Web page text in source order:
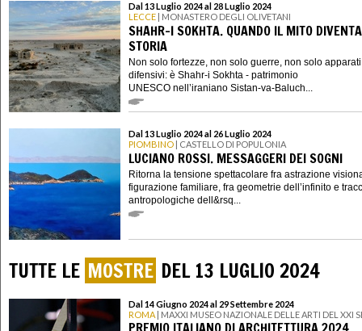
Dal 13 Luglio 2024 al 28 Luglio 2024
LECCE | MONASTERO DEGLI OLIVETANI
SHAHR-I SOKHTA. QUANDO IL MITO DIVENTA
STORIA
Non solo fortezze, non solo guerre, non solo apparati
difensivi: è Shahr-i Sokhta - patrimonio
UNESCO nell’iraniano Sistan-va-Baluch...
Dal 13 Luglio 2024 al 26 Luglio 2024
PIOMBINO | CASTELLO DI POPULONIA
LUCIANO ROSSI. MESSAGGERI DEI SOGNI
Ritorna la tensione spettacolare fra astrazione
figurazione familiare, fra geometrie dell’infinito e
antropologiche dell&rsq...
TUTTE LE MOSTRE DEL 13 LUGLIO 2024
Dal 14 Giugno 2024 al 29 Settembre 2024
ROMA | MAXXI MUSEO NAZIONALE DELLE ARTI DEL XXI